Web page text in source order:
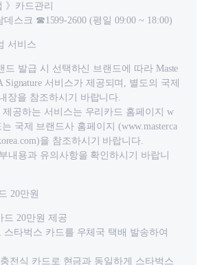
》카드관리
스크 ☎1599-2600 (평일 09:00 ~ 18:00)
서비스
드 발급 시 선택하신 브랜드에 따라 Maste
Signature 서비스가 제공되며, 별도의 국제
장을 참조하시기 바랍니다.
공하는 서비스는 우리카드 홈페이지 w
국제 브랜드사 홈페이지 (www.masterca
을 참조하시기 바랍니다.
내용과 유의사항을 확인하시기 바랍니
20만원
드 20만원 제공
타벅스 카드를 우체국 택배 발송하여
전식 카드로 현금과 동일하게 스타벅스